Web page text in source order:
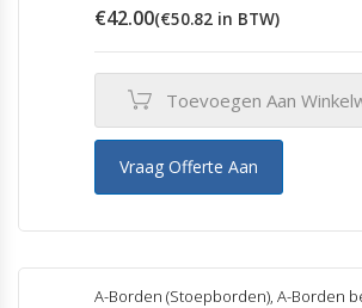
€42.00(€50.82 in BTW)
Toevoegen Aan
Vraag Offerte Aan
A-Borden (Stoepborden), A-Borden